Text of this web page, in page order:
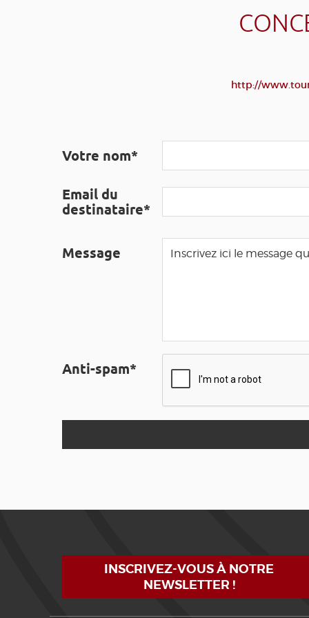
http://
Votre nom*
Email du
destinataire*
Message
Anti-spam*
INSCRIVEZ-VOUS À NOTRE
NEWSLETTER !